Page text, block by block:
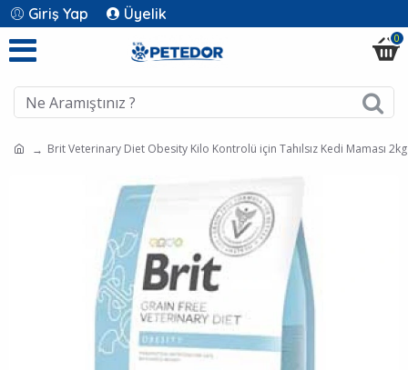
Giriş Yap Üyelik
0
Brit Veterinary Diet Obesity Kilo Kontrolü için Tahılsız Kedi Maması 2kg